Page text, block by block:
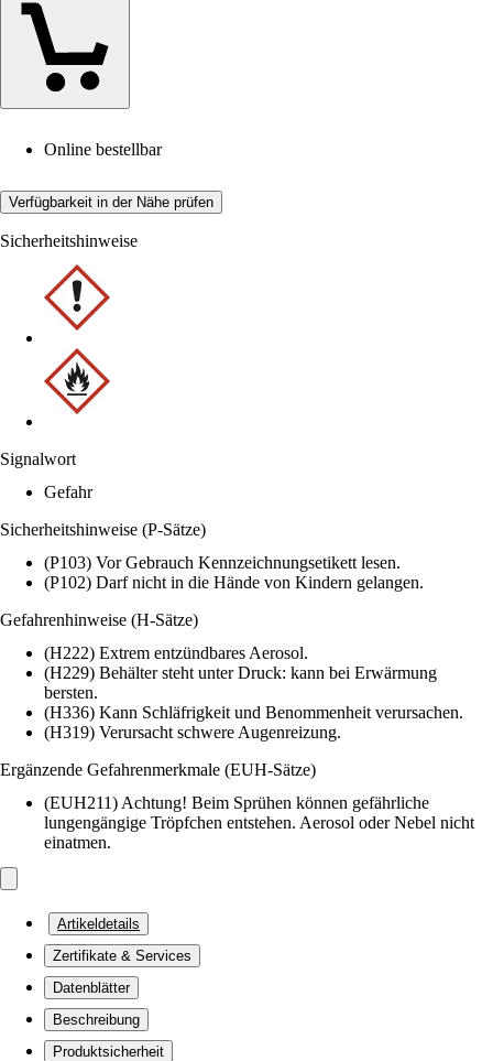
Online bestellbar
Verfügbarkeit in der Nähe prüfen
Sicherheitshinweise
Signalwort
Gefahr
Sicherheitshinweise (P-Sätze)
(P103) Vor Gebrauch Kennzeichnungsetikett lesen.
(P102) Darf nicht in die Hände von Kindern gelangen.
Gefahrenhinweise (H-Sätze)
(H222) Extrem entzündbares Aerosol.
(H229) Behälter steht unter Druck: kann bei Erwärmung
bersten.
(H336) Kann Schläfrigkeit und Benommenheit verursachen.
(H319) Verursacht schwere Augenreizung.
Ergänzende Gefahrenmerkmale (EUH-Sätze)
(EUH211) Achtung! Beim Sprühen können gefährliche
lungengängige Tröpfchen entstehen. Aerosol oder Nebel nicht
einatmen.
Artikeldetails
Zertifikate & Services
Datenblätter
Beschreibung
Produktsicherheit